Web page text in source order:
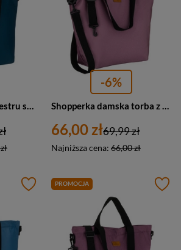
Torba damska z poliestru shopper Peterson TZ15605D duża A4 turkusowa
-6%
Shopperka damska torba z poliestru A4 Peterson TZ15605D duża różowa
66,00 zł
Najniższa cena: 66,00 zł
69,99 zł
PROMOCJA